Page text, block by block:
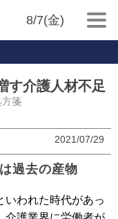
8/7(金)
す介護人材不足
箋
2021/07/29
過去の産物
われた時代があっ